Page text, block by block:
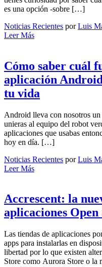
es una opción -sobre […]
Noticias Recientes porLuis
Leer Más
Cómo saber cuál
aplicación
tu vida
Android lleva con nosotros un
unieras al equipo del robot
aplicaciones que usabas
hoy en día. […]
Noticias Recientes porLuis
Leer Más
Accrescent: la
aplicaciones Open
Las tiendas de aplicaciones
apps para instalarlas en
libertad por lo que existen
Store como Aurora Store o